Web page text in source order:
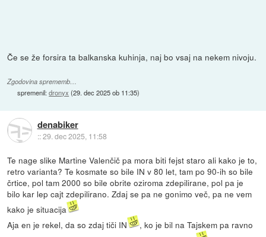
Če se že forsira ta balkanska kuhinja, naj bo vsaj na nekem nivoju.
Zgodovina sprememb…
spremenil:dronyx (29. dec 2025 ob 11:35)
denabiker
::29. dec 2025, 11:58
Te nage slike Martine Valenčič pa mora biti fejst staro ali kako je to,
retro varianta? Te kosmate so bile IN v 80 let, tam po 90-ih so bile
črtice, pol tam 2000 so bile obrite oziroma zdepilirane, pol pa je
bilo kar lep cajt zdepilirano. Zdaj se pa ne gonimo več, pa ne vem
kako je situacija
Aja en je rekel, da so zdaj tiči IN
, ko je bil na Tajskem pa ravno